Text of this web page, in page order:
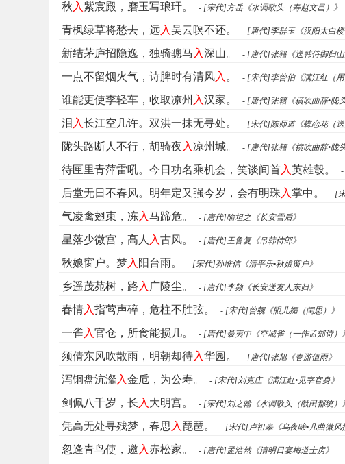
秋 入紫宸殿，磨玉写琅玕。 - [宋代]方岳《水调歌头（寿赵文昌）》
青枫绿草将愁去，远入吴云暝不还。 - [唐代]李群玉《汉阳太白楼
新结茅庐招隐逸，独骑骢马 入深山。 - [唐代]张籍《送韩侍御归山
一点不留烟火气，诗脾时有清风入 。 - [宋代]李曾伯《满江红（用
谁能更使李轻车，收取凉州 入汉家。 - [唐代]张籍《横吹曲辞•陇
泪 入长江空几许。双洪一抹无寻处。 - [宋代]陈师道《蝶恋花（送
陇头路断人不行，胡骑夜 入凉州城。 - [唐代]张籍《横吹曲辞•陇
待匣里青萍雷吼。今日功名乘机会，笑谈间首入英雄彀。 -
后堂无日不春风。明年定又强今岁，会有明珠 入掌中。 - [
气凌禽翅束，冻入马蹄危。 - [唐代]喻坦之《长安雪后》
星落少微宫，高人 入古风。 - [唐代]王鲁复《吊韩侍郎》
秋娘窗户。梦入 阳台雨。 - [宋代]孙惟信《清平乐▪秋娘窗户》
乡遥茂苑树，路 入 广陵尘。 - [唐代]李频《长安送友人东归》
春情入指莺声碎，危柱不胜弦。 - [宋代]曾觌《眼儿媚（闺思）》
一雀 入官仓，所食能损几。 - [唐代]聂夷中《空城雀（一作孟郊诗）
须倩东风吹散雨，明朝却待入华园。 - [唐代]张旭《春游值雨》
泻铜盘沆瀣 入金卮，为公寿。 - [宋代]刘克庄《满江红•见宰官身》
剑佩八千岁，长 入 大明宫。 - [宋代]刘之翰《水调歌头（献田都统）
凭高无处寻残梦，春思 入 琵琶。 - [宋代]卢祖皋《乌夜啼▪几曲微风
忽逢青鸟使，邀 入赤松家。 - [唐代]孟浩然《清明日宴梅道士房》